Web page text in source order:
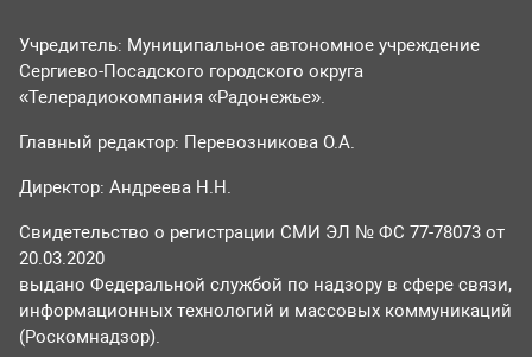
Учредитель: Муниципальное автономное учреждение
Сергиево-Посадского городского округа
«Телерадиокомпания «Радонежье».
Главный редактор: Перевозникова О.А.
Директор: Андреева Н.Н.
Свидетельство о регистрации СМИ ЭЛ № ФС 77-78073 от
20.03.2020
выдано Федеральной службой по надзору в сфере связи,
информационных технологий и массовых коммуникаций
(Роскомнадзор).